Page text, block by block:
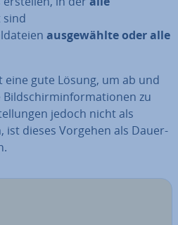
sind
aus­ge­wähl­te oder alle
gute Lösung, um ab und
Bild­schirm­in­for­ma­tio­nen zu
jedoch nicht als
ist dieses Vorgehen als Dau­er­